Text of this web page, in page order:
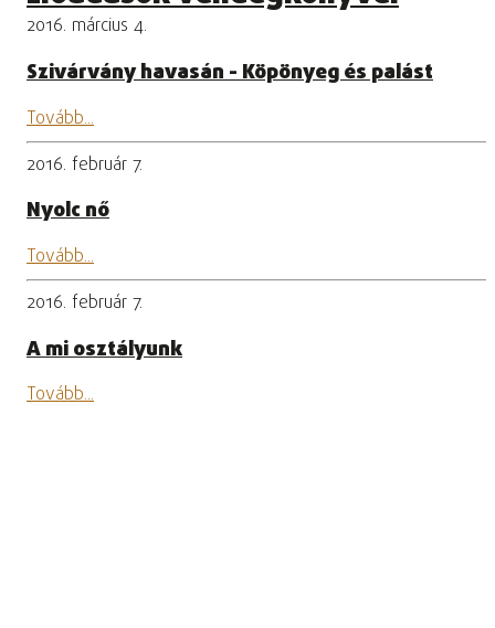
2016. március 4.
Szivárvány havasán - Köpönyeg és palást
Tovább...
2016. február 7.
Nyolc nő
Tovább...
2016. február 7.
A mi osztályunk
Tovább...